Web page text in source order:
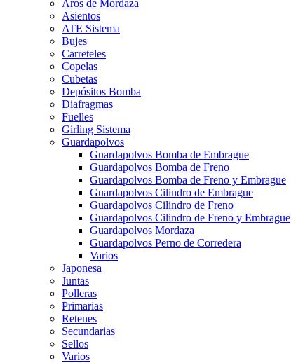
Aros de Mordaza
Asientos
ATE Sistema
Bujes
Carreteles
Copelas
Cubetas
Depósitos Bomba
Diafragmas
Fuelles
Girling Sistema
Guardapolvos
Guardapolvos Bomba de Embrague
Guardapolvos Bomba de Freno
Guardapolvos Bomba de Freno y Embrague
Guardapolvos Cilindro de Embrague
Guardapolvos Cilindro de Freno
Guardapolvos Cilindro de Freno y Embrague
Guardapolvos Mordaza
Guardapolvos Perno de Corredera
Varios
Japonesa
Juntas
Polleras
Primarias
Retenes
Secundarias
Sellos
Varios